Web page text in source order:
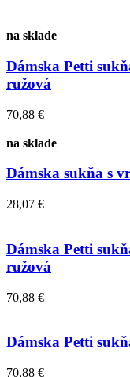
na sklade
Dámska Petti
ružová
70,88 €
na sklade
Dámska sukňa s
28,07 €
Dámska Petti
ružová
70,88 €
Dámska Petti
70,88 €